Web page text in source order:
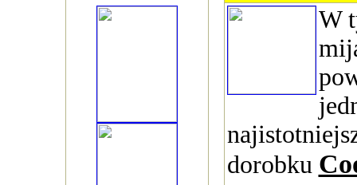
W
dorobku